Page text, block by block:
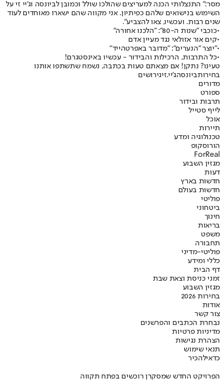
מסר:" התנצלותי הכנה למעריצים שהולכו שולל וכמובן לביונסה וג'יי זי על
השימוש בנישואים שלהם כפיתיון. אני מקווה שהם ישארו מאוחדים לעוד
שנים רבות. ועכשיו, צאו להצביע".
•כוכבי "שנות ה-80": "הלכנו אחורה"
•קים אור אזולאי נגד מעיין אדם
•"יוצר "הנערים": "מדובר באפרטהייד"
•כל התרבות, הרכילות והבידור - עכשיו באינסטגרם!
טעינו? נתקן! אם מצאתם טעות בכתבה, נשמח שתשתפו אותנו
בחירותביונסהג'יי.זיגירושים
מדורים
ספורט
תרבות ובידור
לייף סטייל
אוכל
תיירות
טכנולוגיה ומדע
הורוסקופ
ForReal
מגזין השבוע
דעות
חדשות בארץ
חדשות בעולם
פוליטי
ביטחוני
חינוך
בריאות
משפט
תחבורה
פוליטי-מדיני
כללי ומידע
דף הבית
זמני כניסת וצאת שבת
מגזין השבוע
בחירות 2026
אודות
צור קשר
נבחרת הכתבים והפרשנים
מדיניות פרטיות
הצהרת נגישות
תנאי שימוש
כדאילהכיר
הפרויקט החדש שמסקרן רוכשים בפתח תקווה